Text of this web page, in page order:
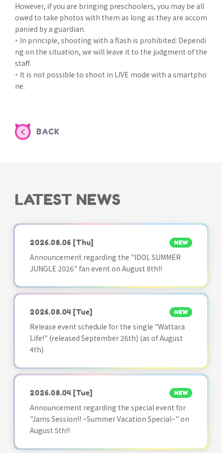
However, if you are bringing preschoolers, you may be all
owed to take photos with them as long as they are accom
panied by a guardian.
・ In principle, shooting with a flash is prohibited. Dependi
ng on the situation, we will leave it to the judgment of the
staff.
・ It is not possible to shoot in LIVE mode with a smartpho
ne.
BACK
LATEST NEWS
2026.08.06 [Thu] NEW
Announcement regarding the "IDOL SUMMER
JUNGLE 2026" fan event on August 8th!!
2026.08.04 [Tue] NEW
Release event schedule for the single "Wattara
Life!" (released September 26th) (as of August
4th)
2026.08.04 [Tue] NEW
Announcement regarding the special event for
"Jams Session!! ~Summer Vacation Special~" on
August 5th!!